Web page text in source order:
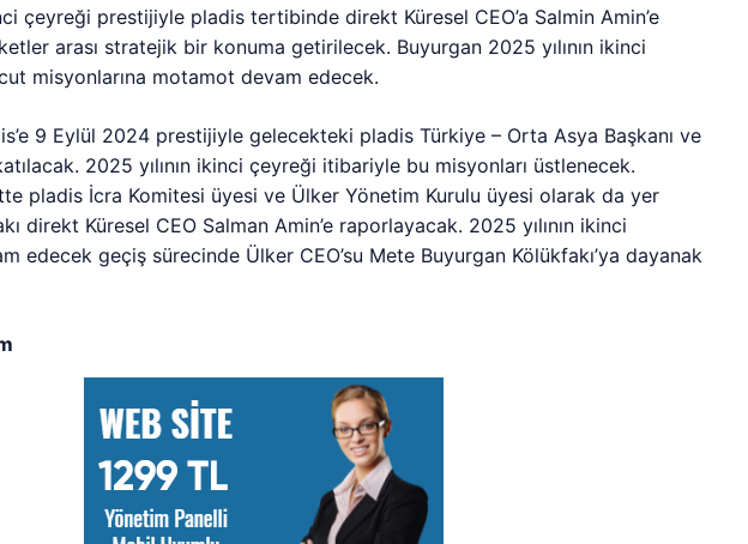
çeyreği prestijiyle pladis tertibinde direkt Küresel CEO’a Salmin Amin’e
arası stratejik bir konuma getirilecek. Buyurgan 2025 yılının ikinci
misyonlarına motamot devam edecek.
9 Eylül 2024 prestijiyle gelecekteki pladis Türkiye – Orta Asya Başkanı ve
2025 yılının ikinci çeyreği itibariyle bu misyonları üstlenecek.
pladis İcra Komitesi üyesi ve Ülker Yönetim Kurulu üyesi olarak da yer
direkt Küresel CEO Salman Amin’e raporlayacak. 2025 yılının ikinci
edecek geçiş sürecinde Ülker CEO’su Mete Buyurgan Kölükfakı’ya dayanak